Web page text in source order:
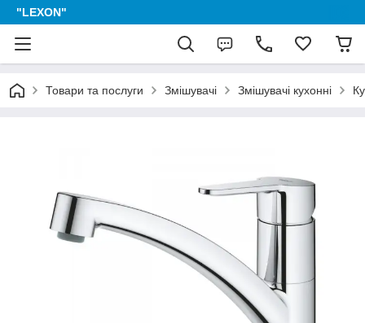
"LEXON"
Товари та послуги Змішувачі Змішувачі кухонні